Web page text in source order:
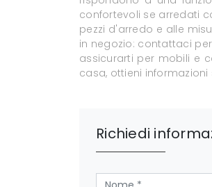
confortevoli se arredati
pezzi d'arredo e alle
in negozio: contattaci
assicurarti per mobili e
casa, ottieni
Richiedi